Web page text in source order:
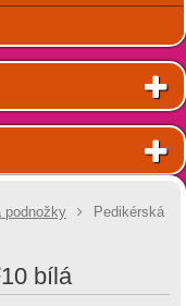
podnožky
Pedikérská
bílá